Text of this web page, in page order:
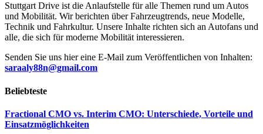
Stuttgart Drive ist die Anlaufstelle für alle Themen rund um Autos
und Mobilität. Wir berichten über Fahrzeugtrends, neue Modelle,
Technik und Fahrkultur. Unsere Inhalte richten sich an Autofans und
alle, die sich für moderne Mobilität interessieren.
Senden Sie uns hier eine E-Mail zum Veröffentlichen von Inhalten:
saraaly88n@gmail.com
Beliebteste
Fractional CMO vs. Interim CMO: Unterschiede, Vorteile und
Einsatzmöglichkeiten